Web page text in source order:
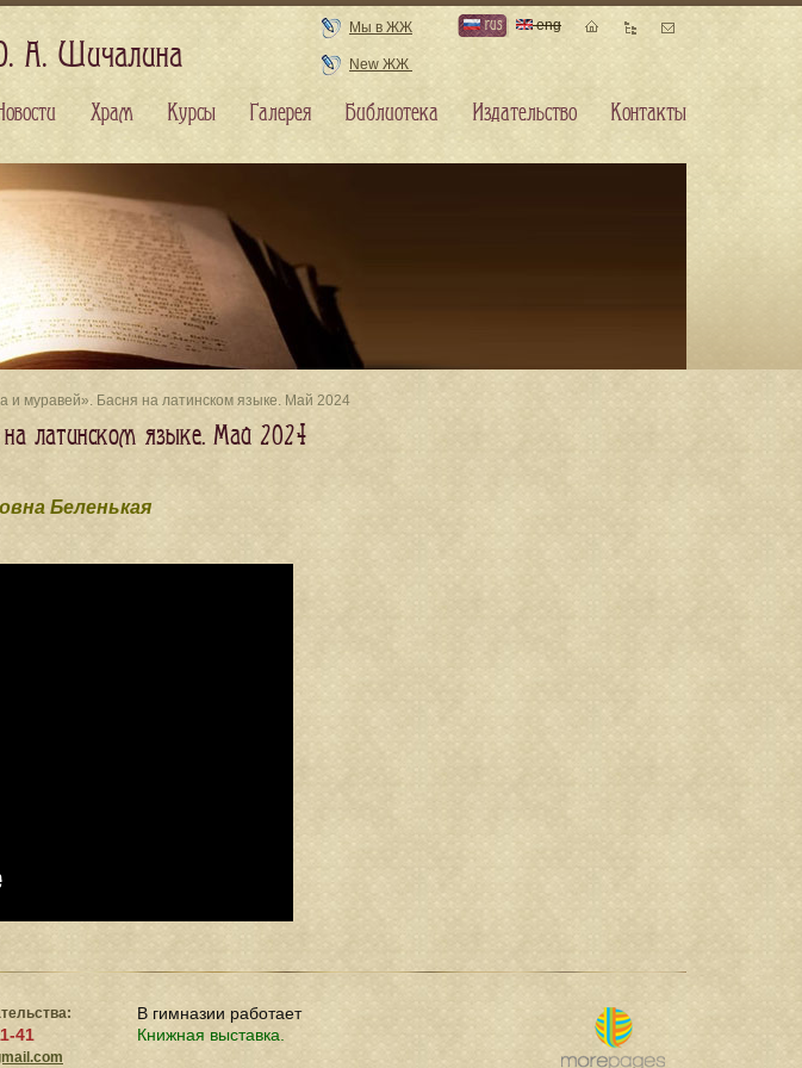
и муравей». Басня на латинском языке. Май 2024
латинском языке. Май 2024
Беленькая
41
В гимназии работает
Книжная выставка.
А. Шичалина
Мы в ЖЖ
New ЖЖ
rus eng
Храм Курсы Галерея Библиотека Издательство Контакты